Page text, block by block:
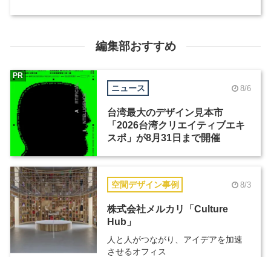
編集部おすすめ
ニュース 8/6
台湾最大のデザイン見本市
「2026台湾クリエイティブエキ
スポ」が8月31日まで開催
PR
空間デザイン事例 8/3
株式会社メルカリ「Culture
Hub」
人と人がつながり、アイデアを加速
させるオフィス